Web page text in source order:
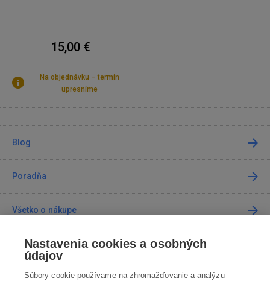
15,00 €
Na objednávku – termín
upresníme
Blog
Poradňa
Všetko o nákupe
Predajne
Kontakt
Nastavenia cookies a osobných
údajov
Súbory cookie používame na zhromažďovanie a analýzu